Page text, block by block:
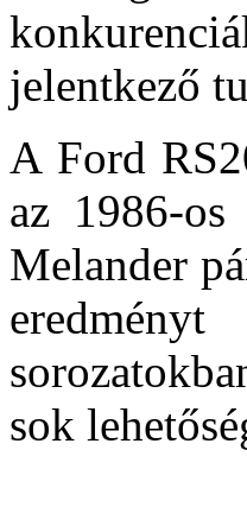
jelentkező
A Ford
az 1986-
Melander
sok